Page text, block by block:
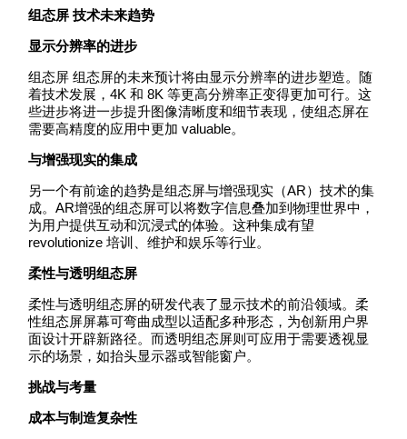
组态屏 技术未来趋势
显示分辨率的进步
组态屏 组态屏的未来预计将由显示分辨率的进步塑造。随
着技术发展，4K 和 8K 等更高分辨率正变得更加可行。这
些进步将进一步提升图像清晰度和细节表现，使组态屏在
需要高精度的应用中更加 valuable。
与增强现实的集成
另一个有前途的趋势是组态屏与增强现实（AR）技术的集
成。AR增强的组态屏可以将数字信息叠加到物理世界中，
为用户提供互动和沉浸式的体验。这种集成有望
revolutionize 培训、维护和娱乐等行业。
柔性与透明组态屏
柔性与透明组态屏的研发代表了显示技术的前沿领域。柔
性组态屏屏幕可弯曲成型以适配多种形态，为创新用户界
面设计开辟新路径。而透明组态屏则可应用于需要透视显
示的场景，如抬头显示器或智能窗户。
挑战与考量
成本与制造复杂性